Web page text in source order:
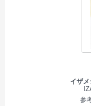
イザ
参